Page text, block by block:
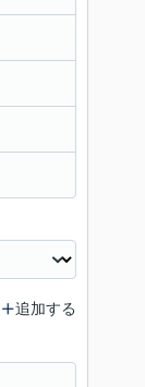
追加する